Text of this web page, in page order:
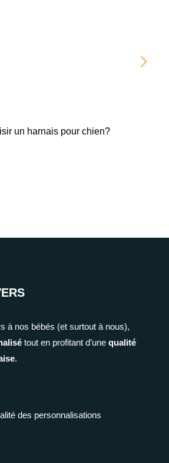
un harnais pour chien?
à nos bébés (et surtout à nous),
tout en profitant d’une qualité
.
des personnalisations